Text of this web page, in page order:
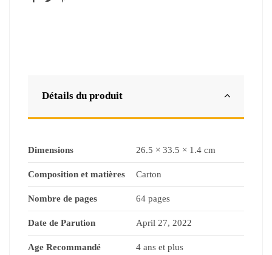
Détails du produit
Dimensions 26.5 × 33.5 × 1.4 cm
Composition et matières Carton
Nombre de pages 64 pages
Date de Parution April 27, 2022
Age Recommandé 4 ans et plus